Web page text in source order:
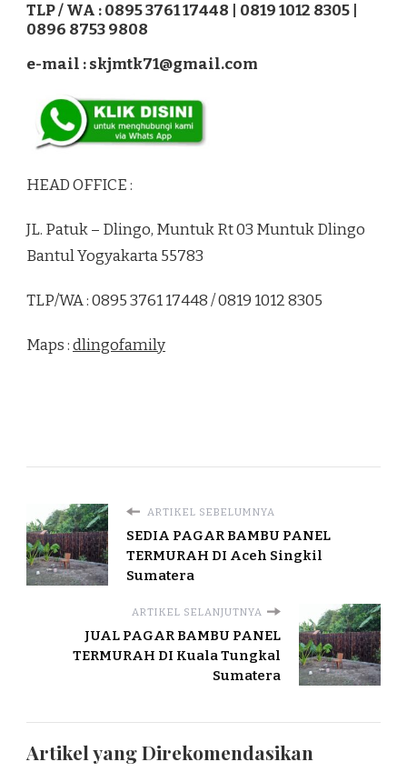
TLP / WA : 0895 3761 17448 | 0819 1012 8305 |
0896 8753 9808
e-mail : skjmtk71@gmail.com
HEAD OFFICE :
JL. Patuk – Dlingo, Muntuk Rt 03 Muntuk Dlingo
Bantul Yogyakarta 55783
TLP/WA : 0895 3761 17448 / 0819 1012 8305
Maps :dlingofamily
ARTIKEL SEBELUMNYA
SEDIA PAGAR BAMBU PANEL
TERMURAH DI Aceh Singkil
Sumatera
ARTIKEL SELANJUTNYA
JUAL PAGAR BAMBU PANEL
TERMURAH DI Kuala Tungkal
Sumatera
Artikel yang Direkomendasikan